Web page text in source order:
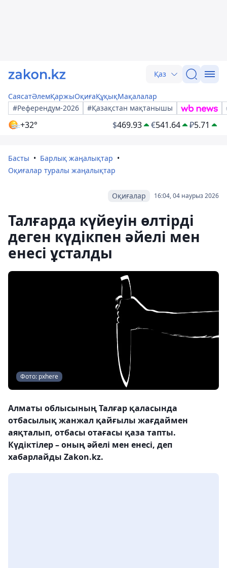
Қаз
СаясатӘлемҚаржыОқиғаҚұқықМақалалар
#Референдум-2026
#Қазақстан мақтанышы
+32° $469.93 €541.64 ₽5.71
Басты
Барлық жаңалықтар
Оқиғалар туралы жаңалықтар
16:04, 04 наурыз 2026
Оқиғалар
Талғарда күйеуін өлтірді
деген күдікпен әйелі мен
енесі ұсталды
Фото: pxhere
Алматы облысының Талғар қаласында
отбасылық жанжал қайғылы жағдаймен
аяқталып, отбасы отағасы қаза тапты.
Күдіктілер – оның әйелі мен енесі, деп
хабарлайды Zakon.kz.